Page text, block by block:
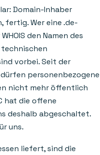
Domain-Inhaber
fertig. Wer eine .de-
den Namen des
vorbei. Seit der
personenbezogene
nicht mehr öffentlich
hat die offene
deshalb abgeschaltet.
uns.
liefert, sind die